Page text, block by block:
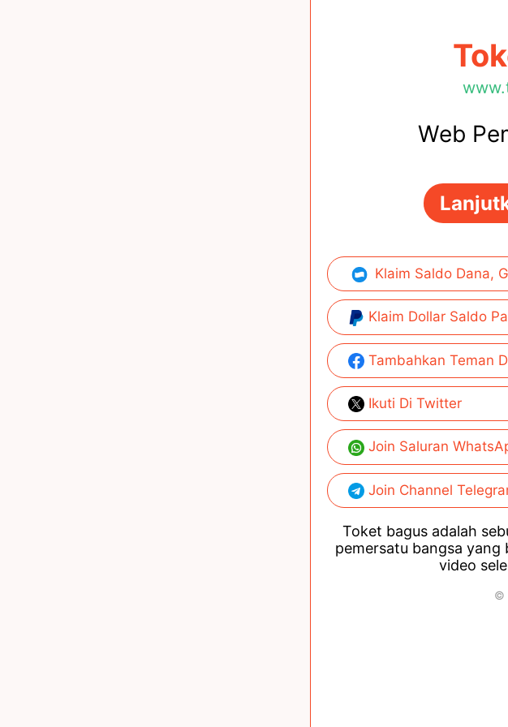
Web
Klaim Saldo Dana,
Klaim Dollar Saldo
Tambahkan Teman
Ikuti Di Twitter
Join Saluran
Join Channel
Toket bagus adalah
pemersatu bangsa yang
video
©